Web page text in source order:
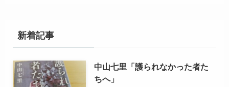
新着記事
中山七里「護られなかった者た
ちへ」